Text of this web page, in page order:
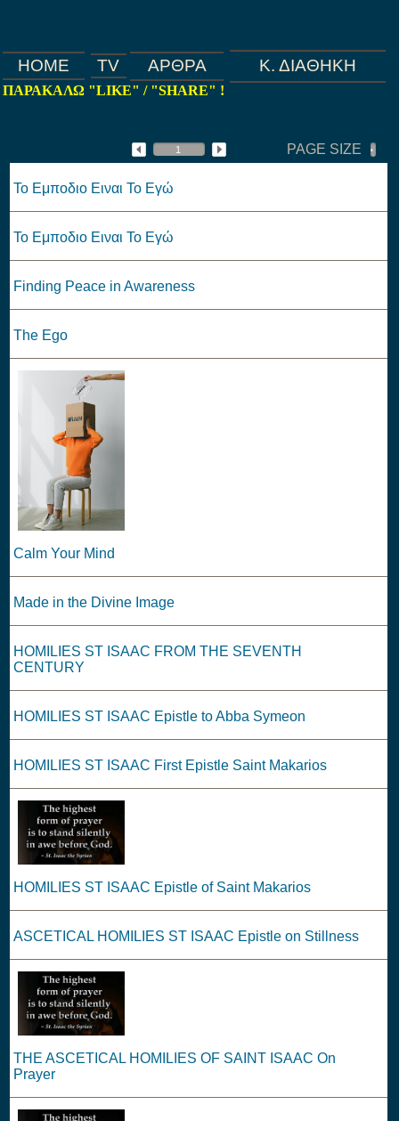
HOME TV ΑΡΘΡΑ Κ. ΔΙΑΘΗΚΗ
ΠΑΡΑΚΑΛΩ "LIKE" / "SHARE" !
PAGE SIZE
Το Εμποδιο Ειναι Το Εγώ
Το Εμποδιο Ειναι Το Εγώ
Finding Peace in Awareness
The Ego
Calm Your Mind
Made in the Divine Image
HOMILIES ST ISAAC FROM THE SEVENTH
CENTURY
HOMILIES ST ISAAC Epistle to Abba Symeon
HOMILIES ST ISAAC First Epistle Saint Makarios
HOMILIES ST ISAAC Epistle of Saint Makarios
ASCETICAL HOMILIES ST ISAAC Epistle on Stillness
THE ASCETICAL HOMILIES OF SAINT ISAAC On
Prayer